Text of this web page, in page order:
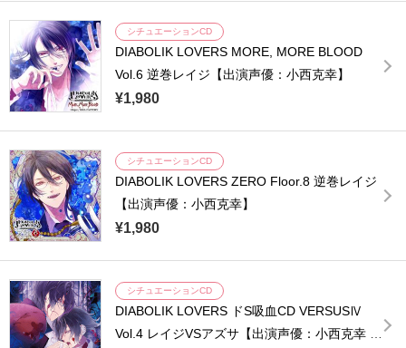
シチュエーションCD
DIABOLIK LOVERS MORE, MORE BLOOD
Vol.6 逆巻レイジ【出演声優：小西克幸】
¥1,980
シチュエーションCD
DIABOLIK LOVERS ZERO Floor.8 逆巻レイジ
【出演声優：小西克幸】
¥1,980
シチュエーションCD
DIABOLIK LOVERS ドS吸血CD VERSUSⅣ
Vol.4 レイジVSアズサ【出演声優：小西克幸 岸